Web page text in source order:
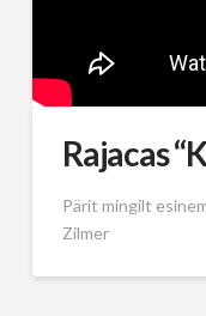
Rajacas
Pärit mingilt
Zilmer